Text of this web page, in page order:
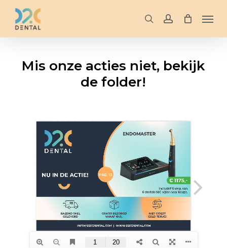
Skip
main
searchaccount
Mis onze acties niet, bekijk
de folder!